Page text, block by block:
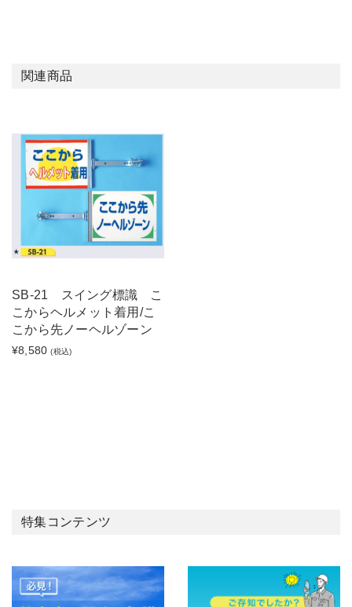
関連商品
SB-21 スイング標識 こ
こからヘルメット着用/こ
こから先ノーヘルゾーン
¥8,580 (税込)
特集コンテンツ